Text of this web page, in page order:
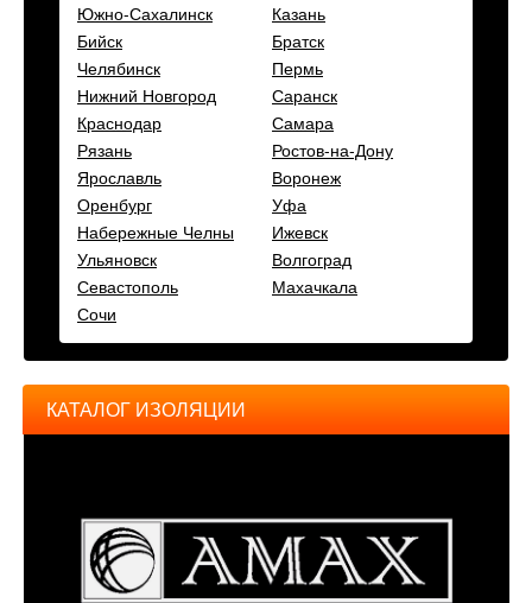
Южно-Сахалинск
Казань
Бийск
Братск
Челябинск
Пермь
Нижний Новгород
Саранск
Краснодар
Самара
Рязань
Ростов-на-Дону
Ярославль
Воронеж
Оренбург
Уфа
Набережные Челны
Ижевск
Ульяновск
Волгоград
Севастополь
Махачкала
Сочи
КАТАЛОГ ИЗОЛЯЦИИ